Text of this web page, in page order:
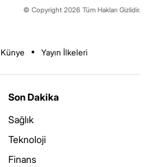
© Copyright 2026 Tüm Hakları Gizlidir.
Künye Yayın İlkeleri
Son Dakika
Sağlık
Teknoloji
Finans